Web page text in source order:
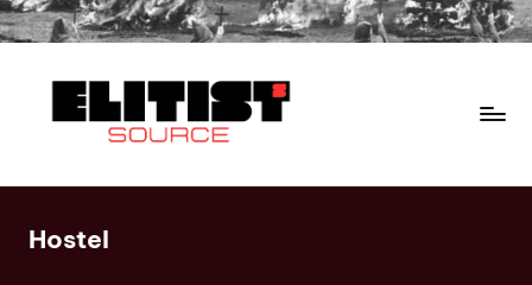
Hostel